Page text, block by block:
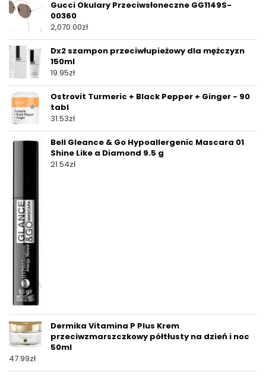
Gucci Okulary Przeciwsłoneczne GG1149S-
00360
2,070.00zł
Dx2 szampon przeciwłupieżowy dla mężczyzn
150ml
19.95zł
Ostrovit Turmeric + Black Pepper + Ginger - 90
tabl
31.53zł
Bell Gleance & Go Hypoallergenic Mascara 01
Shine Like a Diamond 9.5 g
21.54zł
Dermika Vitamina P Plus Krem
przeciwzmarszczkowy półtłusty na dzień i noc
50ml
47.99zł